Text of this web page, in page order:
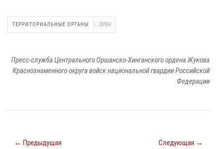
ТЕРРИТОРИАЛЬНЫЕ ОРГАНЫ 28594
Пресс-служба Центрального Оршанско-Хинганского ордена Жукова
Краснознаменного округа войск национальной гвардии Российской
Федерации
← Предыдущая Следующая →